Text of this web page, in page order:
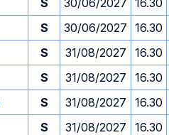
S 30/06/2027 16.30
S 30/06/2027 16.30
S 31/08/2027
16.30
S 31/08/2027
16.30
S 31/08/2027
16.30
S 31/08/2027
16.30